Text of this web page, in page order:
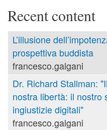
Recent content
L’illusione
prospettiva buddista
francesco.galgani
Dr. Richard Stallman:
nostra libertà: il nostro
ingiustizie digitali"
francesco.galgani